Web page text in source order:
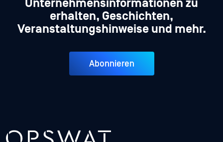
Unternehmensinformationen zu
erhalten, Geschichten,
Veranstaltungshinweise und mehr.
Abonnieren